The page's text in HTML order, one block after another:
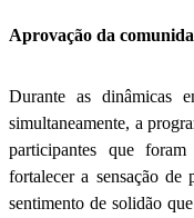
Aprovação da
Durante as dinâmicas
simultaneamente, a
participantes que
fortalecer a sensação de
sentimento de solidão